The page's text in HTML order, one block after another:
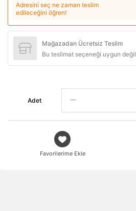
Adresini seç ne zaman teslim
edileceğini öğren!
Mağazadan Ücretsiz Teslim
Bu teslimat seçeneği uygun değil
Adet
Favorilerime Ekle